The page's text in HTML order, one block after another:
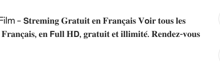
𝗦𝐭𝐫𝐞𝐦𝐢𝐧𝐠 𝐆𝐫𝐚𝐭𝐮𝐢𝐭 𝐞𝐧 𝐅𝐫𝐚𝐧𝐜̧𝐚𝐢𝐬 𝐕𝗼𝐢𝐫 𝐭𝐨𝐮𝐬 𝐥𝐞𝐬
𝐞𝐧 𝗙𝐮𝐥𝐥 𝐇𝗗, 𝐠𝐫𝐚𝐭𝐮𝐢𝐭 𝐞𝐭 𝐢𝐥𝐥𝐢𝐦𝐢𝐭𝐞́. 𝐑𝐞𝐧𝐝𝐞𝐳-𝐯𝐨𝐮𝐬